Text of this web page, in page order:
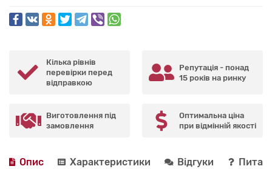
Кілька рівнів
перевірки перед
відправкою
Репутація - понад
15 років на ринку
Виготовлення під
замовлення
Оптимальна ціна
при відмінній якості
Опис Характеристики Відгуки